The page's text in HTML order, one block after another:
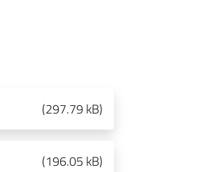
(297.79 kB)
(196.05 kB)